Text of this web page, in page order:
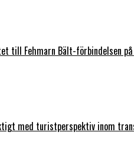
till Fehmarn Bält-förbindelsen
med turistperspektiv inom